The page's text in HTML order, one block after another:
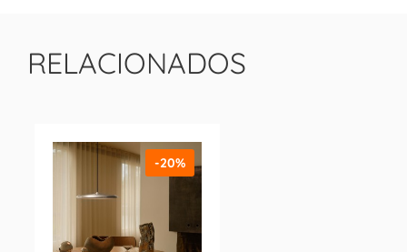
RELACIONADOS
-20%